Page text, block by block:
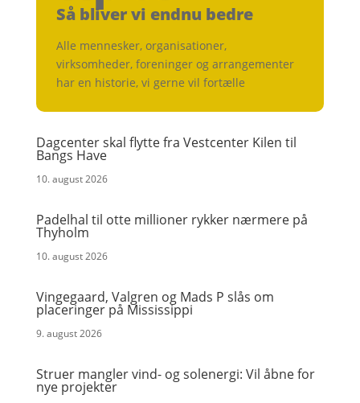
Så bliver vi endnu bedre
Alle mennesker, organisationer,
virksomheder, foreninger og arrangementer
har en historie, vi gerne vil fortælle
Dagcenter skal flytte fra Vestcenter Kilen til
Bangs Have
10. august 2026
Padelhal til otte millioner rykker nærmere på
Thyholm
10. august 2026
Vingegaard, Valgren og Mads P slås om
placeringer på Mississippi
9. august 2026
Struer mangler vind- og solenergi: Vil åbne for
nye projekter